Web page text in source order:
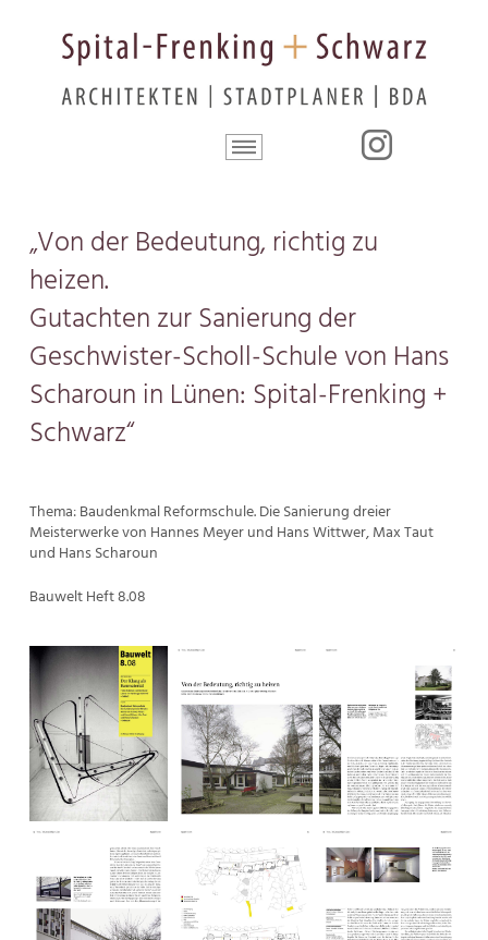
„Von der Bedeutung, richtig zu
heizen.
Gutachten zur Sanierung der
Geschwister-Scholl-Schule von Hans
Scharoun in Lünen: Spital-Frenking +
Schwarz“
Thema: Baudenkmal Reformschule. Die Sanierung dreier
Meisterwerke von Hannes Meyer und Hans Wittwer, Max Taut
und Hans Scharoun
Bauwelt Heft 8.08